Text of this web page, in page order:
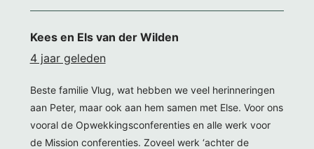
Kees en Els van der Wilden
4 jaar geleden
Beste familie Vlug, wat hebben we veel herinneringen
aan Peter, maar ook aan hem samen met Else. Voor ons
vooral de Opwekkingsconferenties en alle werk voor
de Mission conferenties. Zoveel werk ‘achter de